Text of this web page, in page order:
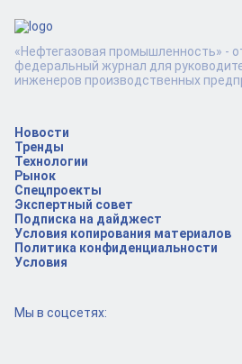
Новости
Тренды
Технологии
Рынок
Спецпроекты
Экспертный совет
Подписка на дайджест
Условия копирования материалов
Политика конфиденциальности
Условия
Мы в соцсетях:
«Нефтегазовая промышленность» -
федеральный журнал для
инженеров производственных